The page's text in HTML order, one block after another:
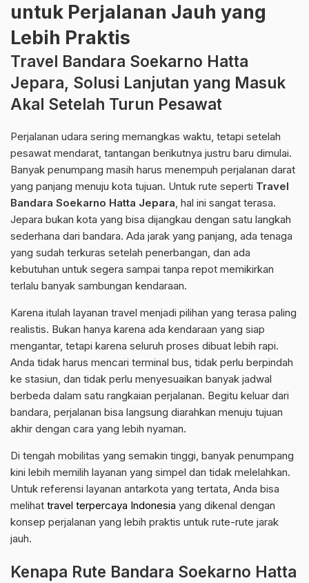
untuk Perjalanan Jauh yang
Lebih Praktis
Travel Bandara Soekarno Hatta
Jepara, Solusi Lanjutan yang Masuk
Akal Setelah Turun Pesawat
Perjalanan udara sering memangkas waktu, tetapi setelah
pesawat mendarat, tantangan berikutnya justru baru dimulai.
Banyak penumpang masih harus menempuh perjalanan darat
yang panjang menuju kota tujuan. Untuk rute seperti Travel
Bandara Soekarno Hatta Jepara, hal ini sangat terasa.
Jepara bukan kota yang bisa dijangkau dengan satu langkah
sederhana dari bandara. Ada jarak yang panjang, ada tenaga
yang sudah terkuras setelah penerbangan, dan ada
kebutuhan untuk segera sampai tanpa repot memikirkan
terlalu banyak sambungan kendaraan.
Karena itulah layanan travel menjadi pilihan yang terasa paling
realistis. Bukan hanya karena ada kendaraan yang siap
mengantar, tetapi karena seluruh proses dibuat lebih rapi.
Anda tidak harus mencari terminal bus, tidak perlu berpindah
ke stasiun, dan tidak perlu menyesuaikan banyak jadwal
berbeda dalam satu rangkaian perjalanan. Begitu keluar dari
bandara, perjalanan bisa langsung diarahkan menuju tujuan
akhir dengan cara yang lebih nyaman.
Di tengah mobilitas yang semakin tinggi, banyak penumpang
kini lebih memilih layanan yang simpel dan tidak melelahkan.
Untuk referensi layanan antarkota yang tertata, Anda bisa
melihat travel terpercaya Indonesia yang dikenal dengan
konsep perjalanan yang lebih praktis untuk rute-rute jarak
jauh.
Kenapa Rute Bandara Soekarno Hatta